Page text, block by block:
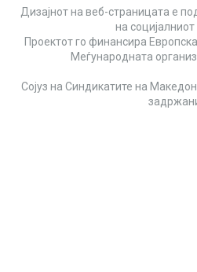
Дизајнот на веб-страницата е
на социјалниот
Проектот го финансира
Меѓународната
Сојуз на Синдикатите на